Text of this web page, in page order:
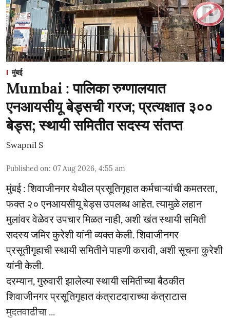
मुंबई
Mumbai : पालिका रुग्णालयात
एनआयसीयू बेड्सची गरज; प्रत्यक्षात ३००
बेड्स; स्थायी समितीत सदस्य संतप्त
Swapnil S
Published on: 07 Aug 2026, 4:55 am
मुंबई : शिवाजीनगर येथील प्रसूतिगृहात कर्मचाऱ्यांची कमतरता,
फक्त २० एनआयसीयू बेड्स उपलब्ध आहेत. त्यामुळे लहान
मुलांवर वेळेवर उपचार मिळत नाही, अशी खंत स्थायी समिती
सदस्य जमिर कुरेशी यांनी व्यक्त केली. शिवाजीनगर
प्रसूतीगृहाची स्थायी समितीने पाहणी करावी, अशी सूचना कुरेशी
यांनी केली.
दरम्यान, गुरुवारी झालेल्या स्थायी समितीच्या बैठकीत
शिवाजीनगर प्रसूतिगृहात कंत्राटदाराच्या कंत्राटास
मुदतवाढीचा ...